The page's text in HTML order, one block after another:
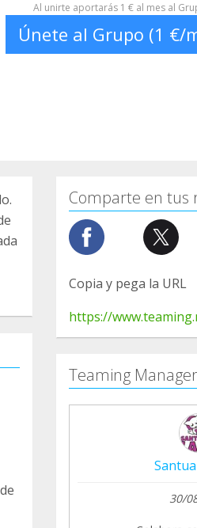
Al unirte aportarás 1 € al mes al
Únete al Grupo (1 €/
Comparte en tus
Copia y pega la URL
https://
Teaming Manager
30/